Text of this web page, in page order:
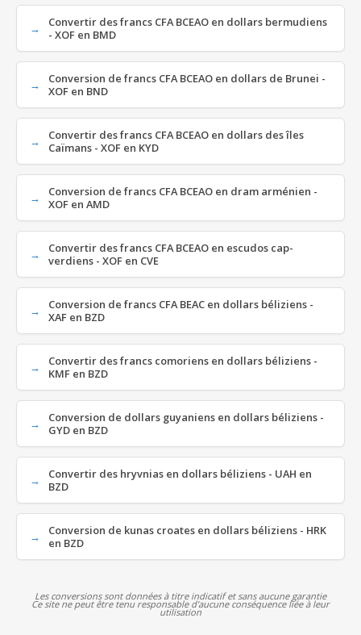
Convertir des francs CFA BCEAO en dollars bermudiens
- XOF en BMD
Conversion de francs CFA BCEAO en dollars de Brunei -
XOF en BND
Convertir des francs CFA BCEAO en dollars des îles
Caïmans - XOF en KYD
Conversion de francs CFA BCEAO en dram arménien -
XOF en AMD
Convertir des francs CFA BCEAO en escudos cap-
verdiens - XOF en CVE
Conversion de francs CFA BEAC en dollars béliziens -
XAF en BZD
Convertir des francs comoriens en dollars béliziens -
KMF en BZD
Conversion de dollars guyaniens en dollars béliziens -
GYD en BZD
Convertir des hryvnias en dollars béliziens - UAH en
BZD
Conversion de kunas croates en dollars béliziens - HRK
en BZD
Les conversions sont données à titre indicatif et sans aucune garantie
Ce site ne peut être tenu responsable d'aucune conséquence liée à leur
utilisation